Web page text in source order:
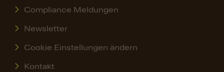
Compliance Meldungen
Newsletter
Cookie Einstellungen ändern
Kontakt